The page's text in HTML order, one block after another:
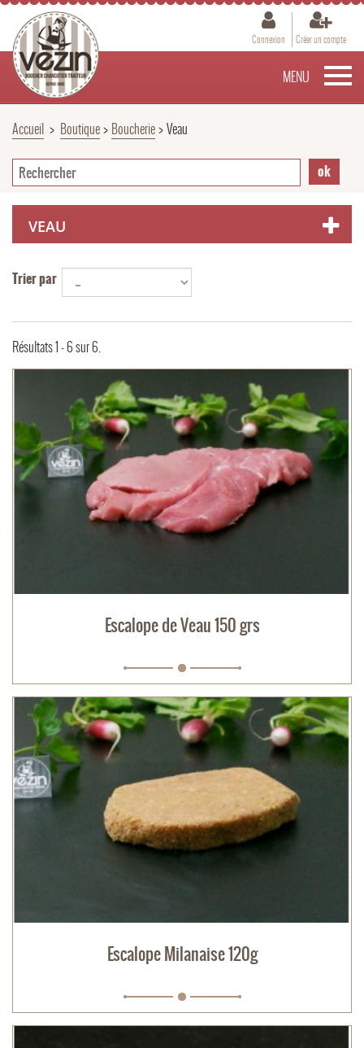
Connexion Créer un compte
MENU
Accueil > Boutique> Boucherie>Veau
VEAU
Trier par
Résultats 1 - 6 sur 6.
Escalope de Veau 150 grs
Escalope Milanaise 120g